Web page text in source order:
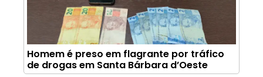
Homem é preso em flagrante por tráfico
de drogas em Santa Bárbara d’Oeste